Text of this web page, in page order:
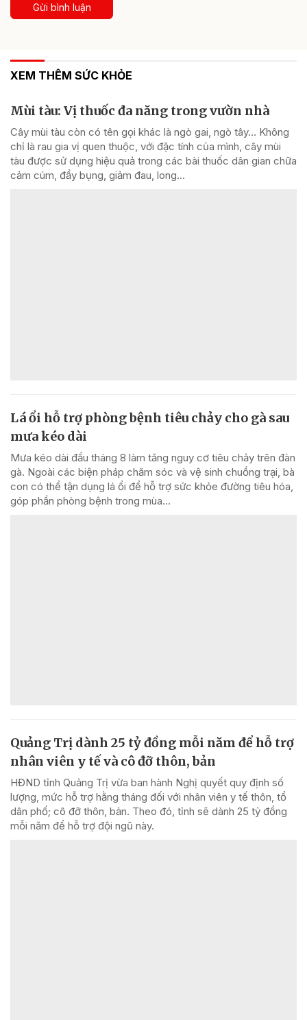
Gửi bình luận
XEM THÊM SỨC KHỎE
Mùi tàu: Vị thuốc đa năng trong vườn nhà
Cây mùi tàu còn có tên gọi khác là ngò gai, ngò tây… Không
chỉ là rau gia vị quen thuộc, với đặc tính của mình, cây mùi
tàu được sử dụng hiệu quả trong các bài thuốc dân gian chữa
cảm cúm, đầy bụng, giảm đau, long...
Lá ổi hỗ trợ phòng bệnh tiêu chảy cho gà sau
mưa kéo dài
Mưa kéo dài đầu tháng 8 làm tăng nguy cơ tiêu chảy trên đàn
gà. Ngoài các biện pháp chăm sóc và vệ sinh chuồng trại, bà
con có thể tận dụng lá ổi để hỗ trợ sức khỏe đường tiêu hóa,
góp phần phòng bệnh trong mùa...
Quảng Trị dành 25 tỷ đồng mỗi năm để hỗ trợ
nhân viên y tế và cô đỡ thôn, bản
HĐND tỉnh Quảng Trị vừa ban hành Nghị quyết quy định số
lượng, mức hỗ trợ hằng tháng đối với nhân viên y tế thôn, tổ
dân phố; cô đỡ thôn, bản. Theo đó, tỉnh sẽ dành 25 tỷ đồng
mỗi năm để hỗ trợ đội ngũ này.